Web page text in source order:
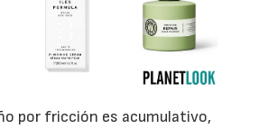
por fricción es acumulativo,